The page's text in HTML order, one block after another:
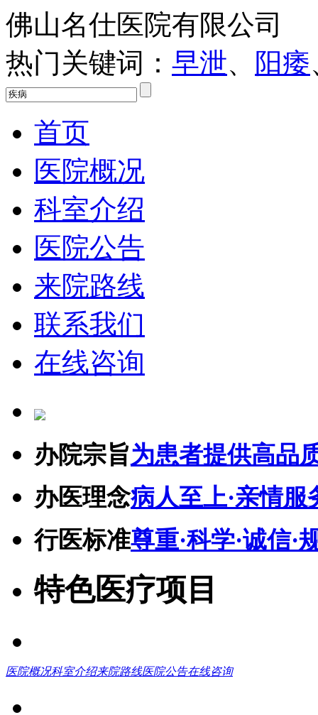
佛山名仕医院有限公司
热门关键词： 早泄、 阳痿
首页
医院概况
科室介绍
医院公告
来院路线
联系我们
在线咨询
办院宗旨为患者提供高品
办医理念病人至上·亲情服
行医标准尊重·科学·诚信·
特色医疗项目
医院概况科室介绍来院路线医院公告在线咨询